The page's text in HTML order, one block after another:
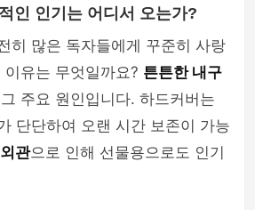
인 인기는 어디서 오는가?
히 많은 독자들에게 꾸준히 사랑
유는 무엇일까요? 튼튼한 내구
주요 원인입니다. 하드커버는
단단하여 오랜 시간 보존이 가능
관으로 인해 선물용으로도 인기